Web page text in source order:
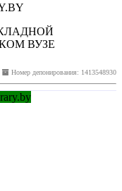
ВУЗЕ
Номер депонирования: 1413548930